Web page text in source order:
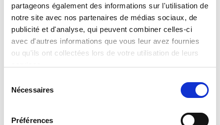
partageons également des informations sur l'utilisation de
notre site avec nos partenaires de médias sociaux, de
publicité et d'analyse, qui peuvent combiner celles-ci
avec d'autres informations que vous leur avez fournies
ou qu'ils ont collectées lors de votre utilisation de leurs
Nécessaires
Préférences
Lire la suite
Lire la suite